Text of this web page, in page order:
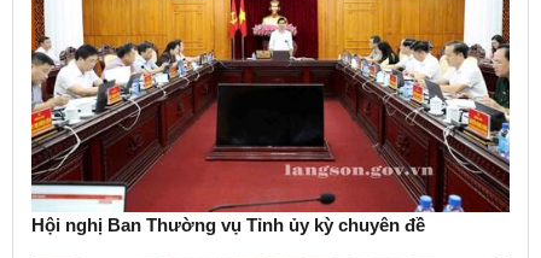
Hội nghị Ban Thường vụ Tỉnh ủy kỳ chuyên đề